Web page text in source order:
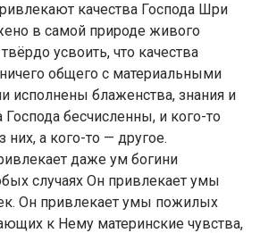
качества Господа Шри
в самой природе живого
усвоить, что качества
общего с материальными
исполнены блаженства, знания и
Господа бесчисленны, и кого-то
них, а кого-то — другое.
даже ум богини
случаях Он привлекает умы
Он привлекает умы пожилых
к Нему материнские чувства,